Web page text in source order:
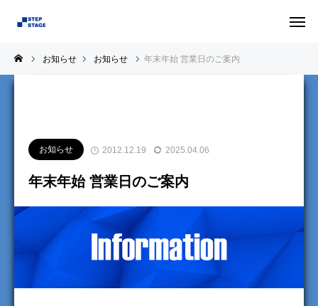
お知らせ お知らせ 年末年始 営業日のご案内
お知らせ 2012.12.19 2025.04.06
年末年始 営業日のご案内